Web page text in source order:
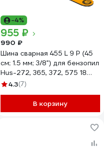
-4%
955 ₽
990 ₽
Шина сварная 455 L 9 P (45
см; 1.5 мм; 3/8") для бензопил
Hus-272, 365, 372, 575 18
Rezer 03.016.00021
4.3(7)
В корзину